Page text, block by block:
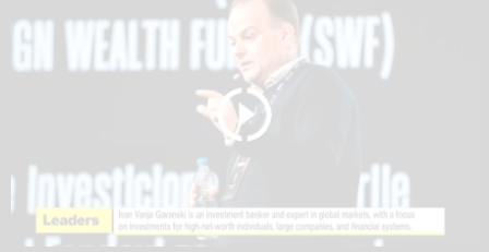
na „Prikaži detalje“. Privolu možete u bilo kojem trenutku
povući bez negativnih posljedica.